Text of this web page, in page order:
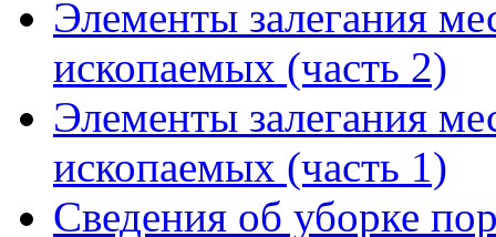
Элементы залегания
ископаемых (часть 2)
Элементы залегания
ископаемых (часть 1)
Сведения об уборке